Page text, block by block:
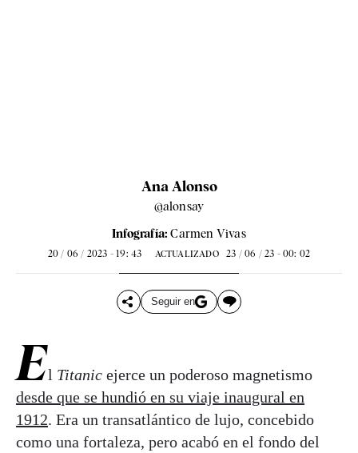
Ana Alonso
@alonsay
Infografía: Carmen Vivas
20 / 06 / 2023 - 19: 43 ACTUALIZADO 23 / 06 / 23 - 00: 02
Seguir en
El Titanic ejerce un poderoso magnetismo
desde que se hundió en su viaje inaugural en
1912. Era un transatlántico de lujo, concebido
como una fortaleza, pero acabó en el fondo del